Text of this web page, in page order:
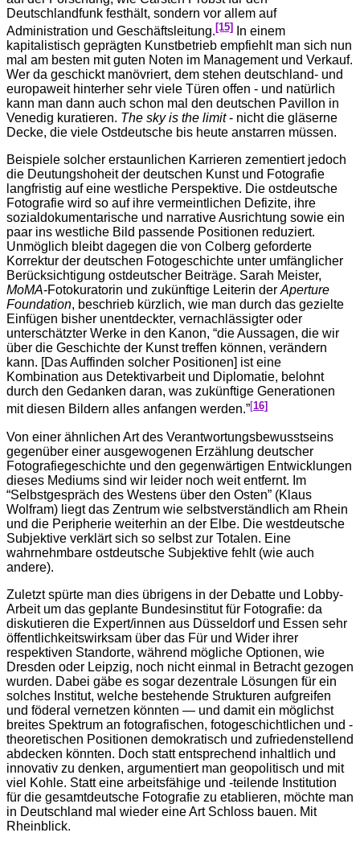
Deutschlandfunk festhält, sondern vor allem auf
Administration und Geschäftsleitung. [15]
In einem
kapitalistisch geprägten Kunstbetrieb empfiehlt man sich nun
mal am besten mit guten Noten im Management und Verkauf.
Wer da geschickt manövriert, dem stehen deutschland- und
europaweit hinterher sehr viele Türen offen - und natürlich
kann man dann auch schon mal den deutschen Pavillon in
Venedig kuratieren. The sky is the limit- nicht die gläserne
Decke, die viele Ostdeutsche bis heute anstarren müssen.
Beispiele solcher erstaunlichen Karrieren zementiert jedoch
die Deutungshoheit der deutschen Kunst und Fotografie
langfristig auf eine westliche Perspektive. Die ostdeutsche
Fotografie wird so auf ihre vermeintlichen Defizite, ihre
sozialdokumentarische und narrative Ausrichtung sowie ein
paar ins westliche Bild passende Positionen reduziert.
Unmöglich bleibt dagegen die von Colberg geforderte
Korrektur der deutschen Fotogeschichte unter umfänglicher
Berücksichtigung ostdeutscher Beiträge. Sarah Meister,
MoMA-Fotokuratorin und zukünftige Leiterin derAperture
Foundation, beschrieb kürzlich, wie man durch das gezielte
Einfügen bisher unentdeckter, vernachlässigter oder
unterschätzter Werke in den Kanon, “die Aussagen, die wir
über die Geschichte der Kunst treffen können, verändern
kann. [Das Auffinden solcher Positionen] ist eine
Kombination aus Detektivarbeit und Diplomatie, belohnt
durch den Gedanken daran, was zukünftige Generationen
mit diesen Bildern alles anfangen werden.”[16]
Von einer ähnlichen Art des Verantwortungsbewusstseins
gegenüber einer ausgewogenen Erzählung deutscher
Fotografiegeschichte und den gegenwärtigen Entwicklungen
dieses Mediums sind wir leider noch weit entfernt. Im
“Selbstgespräch des Westens über den Osten” (Klaus
Wolfram) liegt das Zentrum wie selbstverständlich am Rhein
und die Peripherie weiterhin an der Elbe. Die westdeutsche
Subjektive verklärt sich so selbst zur Totalen. Eine
wahrnehmbare ostdeutsche Subjektive fehlt (wie auch
andere).
Zuletzt spürte man dies übrigens in der Debatte und Lobby-
Arbeit um das geplante Bundesinstitut für Fotografie: da
diskutieren die Expert/innen aus Düsseldorf und Essen sehr
öffentlichkeitswirksam über das Für und Wider ihrer
respektiven Standorte, während mögliche Optionen, wie
Dresden oder Leipzig, noch nicht einmal in Betracht gezogen
wurden. Dabei gäbe es sogar dezentrale Lösungen für ein
solches Institut, welche bestehende Strukturen aufgreifen
und föderal vernetzen könnten — und damit ein möglichst
breites Spektrum an fotografischen, fotogeschichtlichen und -
theoretischen Positionen demokratisch und zufriedenstellend
abdecken könnten. Doch statt entsprechend inhaltlich und
innovativ zu denken, argumentiert man geopolitisch und mit
viel Kohle. Statt eine arbeitsfähige und -teilende Institution
für die gesamtdeutsche Fotografie zu etablieren, möchte man
in Deutschland mal wieder eine Art Schloss bauen. Mit
Rheinblick.